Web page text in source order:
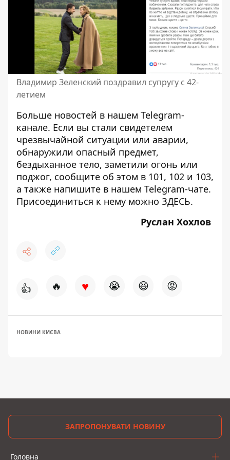
Владимир Зеленский поздравил супругу с 42-
летием
Больше новостей в нашем Telegram-
канале. Если вы стали свидетелем
чрезвычайной ситуации или аварии,
обнаружили опасный предмет,
бездыханное тело, заметили огонь или
поджог, сообщите об этом в 101, 102 и 103,
а также напишите в нашем Telegram-чате.
Присоединиться к нему можно ЗДЕСЬ.
Руслан Хохлов
👍 🔥 ♥ 😭 😆 😡
НОВИНИ КИЄВА
ЗАПРОПОНУВАТИ НОВИНУ
Головна